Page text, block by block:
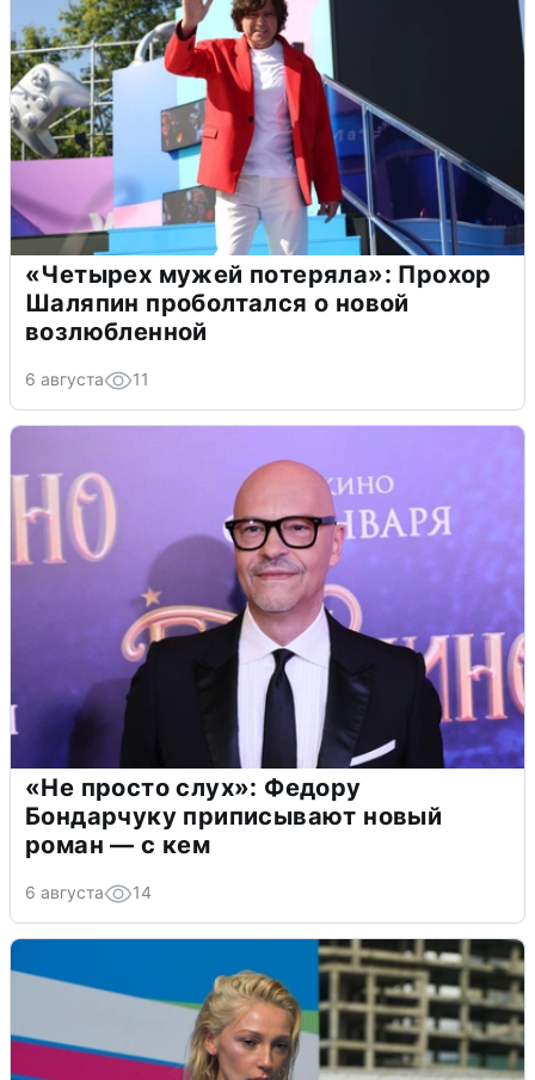
«Четырех мужей потеряла»: Прохор
Шаляпин проболтался о новой
возлюбленной
6 августа 11
«Не просто слух»: Федору
Бондарчуку приписывают новый
роман — с кем
6 августа 14